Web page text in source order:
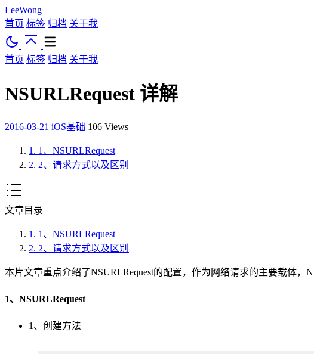
LeeWong
首页 标签 归档 关于我
首页 标签 归档 关于我
NSURLRequest 详解
2016-03-21 iOS基础 106 Views
1. 1、NSURLRequest
2. 2、请求方式以及区别
文章目录
1. 1、NSURLRequest
2. 2、请求方式以及区别
本片文章重点介绍了NSURLRequest的配置，作为网络请求的主要载体
1、NSURLRequest
1、创建方法